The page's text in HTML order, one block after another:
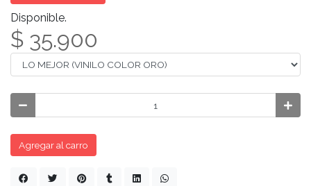
Disponible.
$ 35.900
Agregar al carro